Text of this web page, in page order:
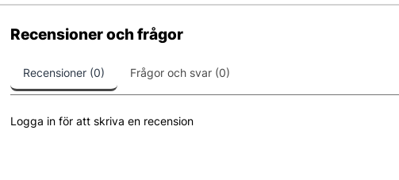
Recensioner och frågor
Recensioner (0) Frågor och svar (0)
Logga in för att skriva en recension